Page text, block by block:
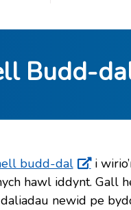
Budd-
budd-dal
i
hawl iddynt. Gall
newid pe